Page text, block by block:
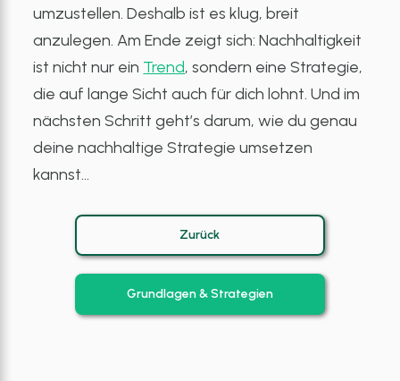
umzustellen. Deshalb ist es klug, breit
anzulegen. Am Ende zeigt sich: Nachhaltigkeit
ist nicht nur ein Trend, sondern eine Strategie,
die auf lange Sicht auch für dich lohnt. Und im
nächsten Schritt geht’s darum, wie du genau
deine nachhaltige Strategie umsetzen
kannst…
Zurück
Grundlagen & Strategien